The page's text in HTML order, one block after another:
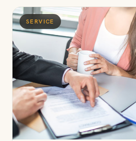
SERVICE